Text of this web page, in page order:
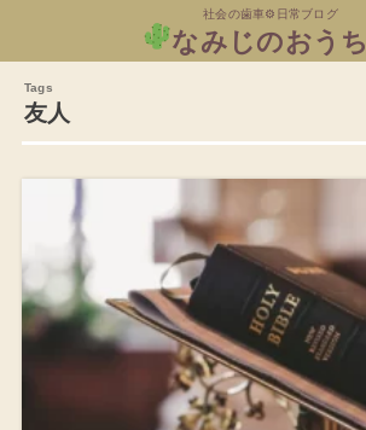
社会の歯車⚙日常ブログ
なみじのおうち
友人